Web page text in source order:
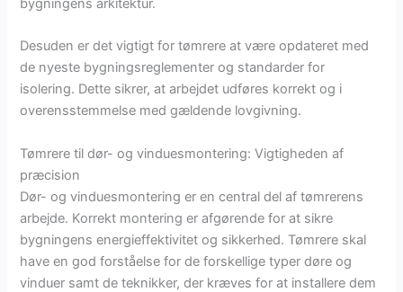
bygningens arkitektur.
Desuden er det vigtigt for tømrere at være opdateret med
de nyeste bygningsreglementer og standarder for
isolering. Dette sikrer, at arbejdet udføres korrekt og i
overensstemmelse med gældende lovgivning.
Tømrere til dør- og vinduesmontering: Vigtigheden af
præcision
Dør- og vinduesmontering er en central del af tømrerens
arbejde. Korrekt montering er afgørende for at sikre
bygningens energieffektivitet og sikkerhed. Tømrere skal
have en god forståelse for de forskellige typer døre og
vinduer samt de teknikker, der kræves for at installere dem